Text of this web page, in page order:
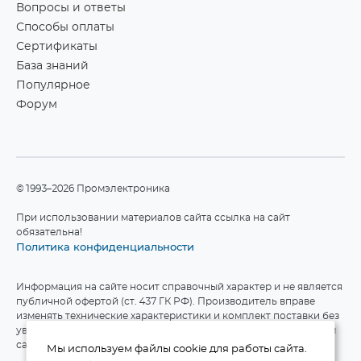
Вопросы и ответы
Способы оплаты
Сертификаты
База знаний
Популярное
Форум
©1993–2026 Промэлектроника
При использовании материалов сайта ссылка на сайт
обязательна!
Политика конфиденциальности
Информация на сайте носит справочный характер и не является
публичной офертой (ст. 437 ГК РФ). Производитель вправе
изменять технические характеристики и комплект поставки без
уведомления. Актуальные данные приведены на официальном
сайте производителя.
Мы используем файлы cookie для работы сайта.